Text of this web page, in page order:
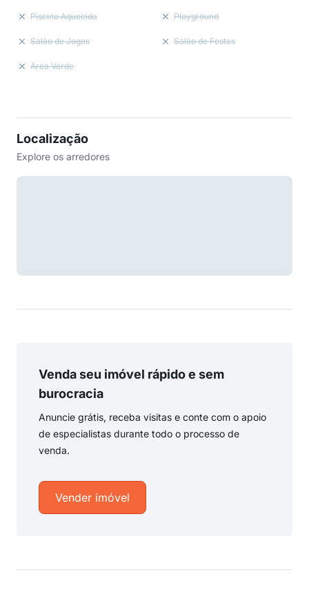
Piscina Aquecida Playground
Salão de Jogos Salão de Festas
Área Verde
Localização
Explore os arredores
Venda seu imóvel rápido e sem
burocracia
Anuncie grátis, receba visitas e conte com o apoio
de especialistas durante todo o processo de
venda.
Vender imóvel